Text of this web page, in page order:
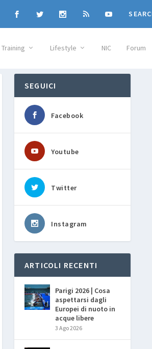
Training Lifestyle NIC Forum
SEGUICI
Facebook
Youtube
Twitter
Instagram
ARTICOLI RECENTI
Parigi 2026 | Cosa
aspettarsi dagli
Europei di nuoto in
acque libere
3 Ago 2026